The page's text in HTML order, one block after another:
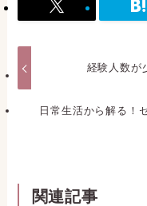
経験人数が
日常生活から解る！
関連記事